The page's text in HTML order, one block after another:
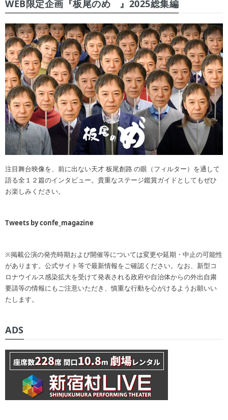
WEB限定企画『板尾のめ゙』2025総集編
注目舞台映像を、前に出ない天才 板尾創路 の眼（フィルター）を通して
語る全１２篇のインタビュー。貴重なステージ鑑賞ガイドとしてもぜひ
お楽しみください。
Tweets by confe_magazine
※掲載公演の発売時期および開催等については変更や延期・中止の可能性
があります。公式サイト等で最新情報をご確認ください。なお、新型コ
ロナウイルス感染拡大を受けて発表される政府や自治体からの外出自粛
要請等の情報にもご注意いただき、慎重な行動を心がけるようお願いい
たします。
ADS